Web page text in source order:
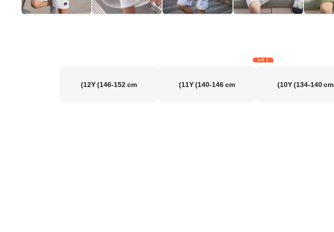
10Y(134-140 cm)
3 left
11Y(140-146 cm)
12Y(146-152 cm)